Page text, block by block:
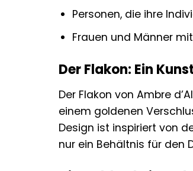
Personen, die ihre
Frauen und Männer
Der Flakon: Ein
Der Flakon von Ambre
einem goldenen
Design ist inspiriert von
nur ein Behältnis für den